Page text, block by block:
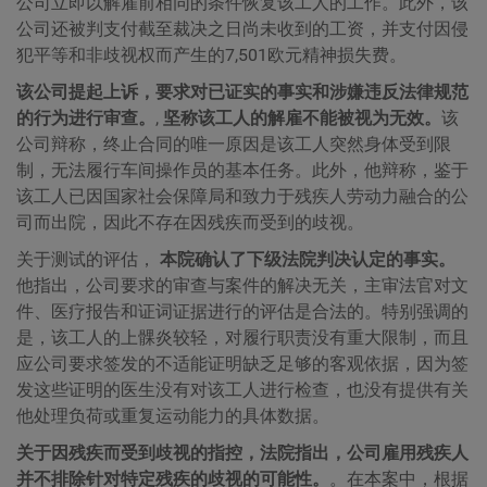
公司还被判支付截至裁决之日尚未收到的工资，并支付因侵
犯平等和非歧视权而产生的7,501欧元精神损失费。
该公司提起上诉，要求对已证实的事实和涉嫌违反法律规范
的行为进行审查。 , 坚称该工人的解雇不能被视为无效。 该
公司辩称，终止合同的唯一原因是该工人突然身体受到限
制，无法履行车间操作员的基本任务。此外，他辩称，鉴于
该工人已因国家社会保障局和致力于残疾人劳动力融合的公
司而出院，因此不存在因残疾而受到的歧视。
关于测试的评估， 本院确认了下级法院判决认定的事实。
他指出，公司要求的审查与案件的解决无关，主审法官对文
件、医疗报告和证词证据进行的评估是合法的。特别强调的
是，该工人的上髁炎较轻，对履行职责没有重大限制，而且
应公司要求签发的不适能证明缺乏足够的客观依据，因为签
发这些证明的医生没有对该工人进行检查，也没有提供有关
他处理负荷或重复运动能力的具体数据。
关于因残疾而受到歧视的指控，法院指出，公司雇用残疾人
并不排除针对特定残疾的歧视的可能性。 。在本案中，根据